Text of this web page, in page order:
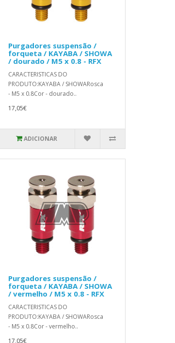
Purgadores suspensão /
forqueta / KAYABA / SHOWA
/ dourado / M5 x 0.8 - RFX
CARACTERISTICAS DO
PRODUTO:KAYABA / SHOWARosca
- M5 x 0.8Cor - dourado..
17,05€
ADICIONAR
Purgadores suspensão /
forqueta / KAYABA / SHOWA
/ vermelho / M5 x 0.8 - RFX
CARACTERISTICAS DO
PRODUTO:KAYABA / SHOWARosca
- M5 x 0.8Cor - vermelho..
17,05€